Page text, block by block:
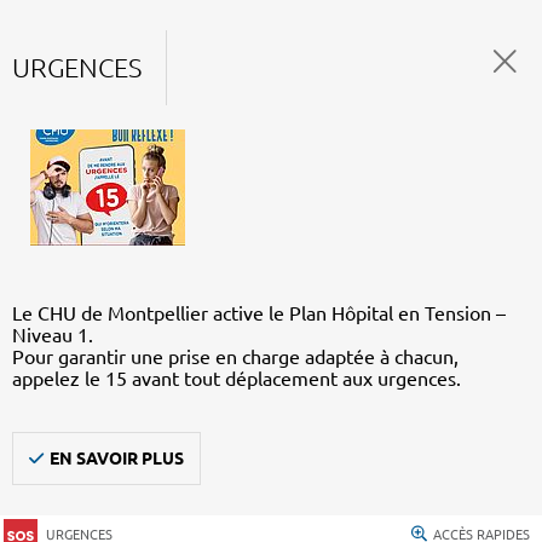
URGENCES
Le CHU de Montpellier active le Plan Hôpital en Tension –
Niveau 1.
Pour garantir une prise en charge adaptée à chacun,
appelez le 15 avant tout déplacement aux urgences.
EN SAVOIR PLUS
URGENCES ACCÈS RAPIDES